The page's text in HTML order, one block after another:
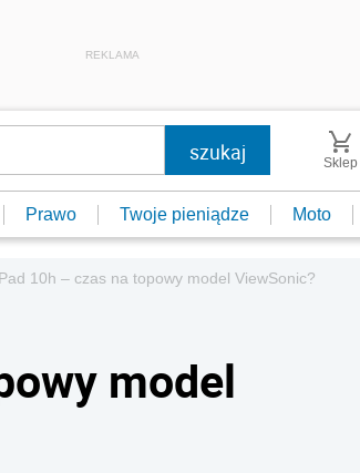
REKLAMA
Sklep
Prawo Twoje pieniądze Moto
10h – czas na topowy model ViewSonic?
model